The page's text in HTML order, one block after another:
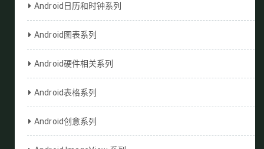
Android日历和时钟系列
Android图表系列
Android硬件相关系列
Android表格系列
Android创意系列